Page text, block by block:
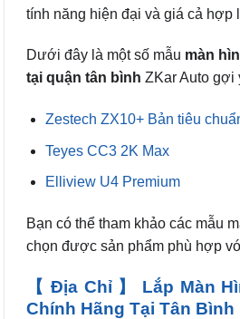
tính năng hiện đại và giá cả hợp
Dưới đây là một số mẫu màn
tại quận tân bình ZKar Auto gợi
Zestech ZX10+ Bản tiêu
Teyes CC3 2K Max
Elliview U4 Premium
Bạn có thể tham khảo các mẫu
chọn được sản phẩm phù hợp
【 Địa Chỉ 】 Lắp Màn
Chính Hãng Tại Tân Bình